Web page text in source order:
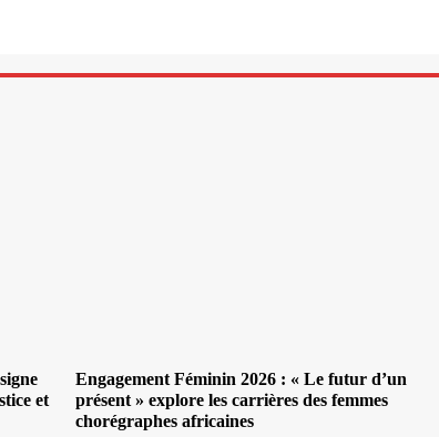
et
Engagement Féminin 2026 : « Le futur d’un
présent » explore les carrières des femmes
chorégraphes africaines